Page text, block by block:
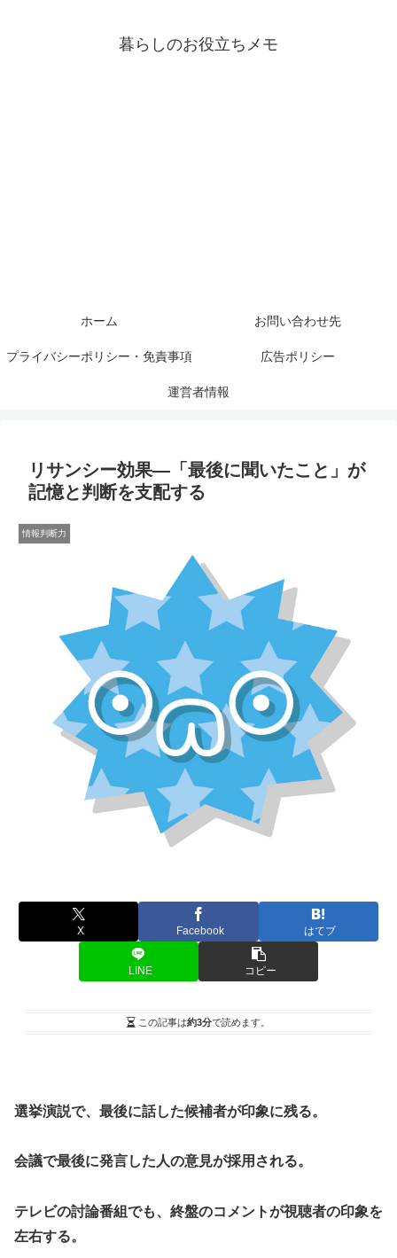
暮らしのお役立ちメモ
ホーム お問い合わせ先
プライバシーポリシー・免責事項 広告ポリシー
運営者情報
リサンシー効果―「最後に聞いたこと」が
記憶と判断を支配する
情報判断力
X Facebook はてブ
LINE コピー
この記事は約3分で読めます。
選挙演説で、最後に話した候補者が印象に残る。
会議で最後に発言した人の意見が採用される。
テレビの討論番組でも、終盤のコメントが視聴者の印象を
左右する。